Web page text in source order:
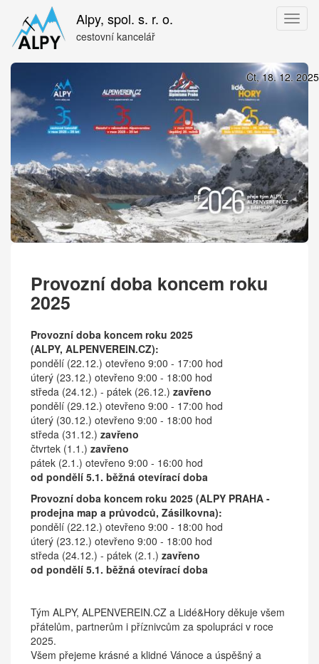
hlavnímu
obsahu
Alpy, spol. s. r. o.
cestovní kancelář
Čt, 18. 12. 2025
Provozní doba koncem roku
2025
Provozní doba koncem roku 2025
(ALPY, ALPENVEREIN.CZ):
pondělí (22.12.) otevřeno 9:00 - 17:00 hod
úterý (23.12.) otevřeno 9:00 - 18:00 hod
středa (24.12.) - pátek (26.12.) zavřeno
pondělí (29.12.) otevřeno 9:00 - 17:00 hod
úterý (30.12.) otevřeno 9:00 - 18:00 hod
středa (31.12.) zavřeno
čtvrtek (1.1.) zavřeno
pátek (2.1.) otevřeno 9:00 - 16:00 hod
od pondělí 5.1. běžná otevírací doba
Provozní doba koncem roku 2025 (ALPY PRAHA -
prodejna map a průvodců, Zásilkovna):
pondělí (22.12.) otevřeno 9:00 - 18:00 hod
úterý (23.12.) otevřeno 9:00 - 18:00 hod
středa (24.12.) - pátek (2.1.) zavřeno
od pondělí 5.1. běžná otevírací doba
Tým ALPY, ALPENVEREIN.CZ a Lidé&Hory děkuje všem
přátelům, partnerům i příznivcům za spolupráci v roce
2025.
Všem přejeme krásné a klidné Vánoce a úspěšný a